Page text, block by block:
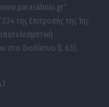
της Επιτροπής της 1ης
στο διαδίκτυο (L 63).